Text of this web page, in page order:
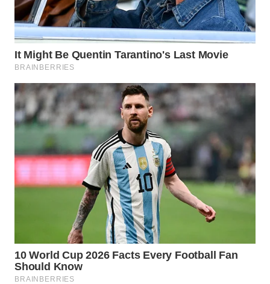
WN
KALTIM
WN
SULSEL
WN
GORONTALO
SULUT
WN
MALUT
WN